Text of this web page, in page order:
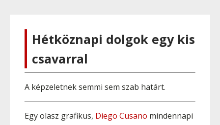
Hétköznapi dolgok egy kis
csavarral
A képzeletnek semmi sem szab határt.
Egy olasz grafikus, Diego Cusano mindennapi